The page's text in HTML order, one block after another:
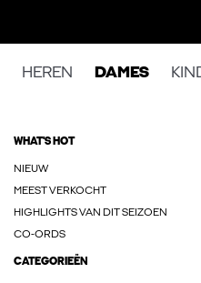
HEREN DAMES
WHAT'S HOT
NIEUW
MEEST VERKOCHT
HIGHLIGHTS VAN DIT SEIZOEN
CO-ORDS
CATEGORIEËN